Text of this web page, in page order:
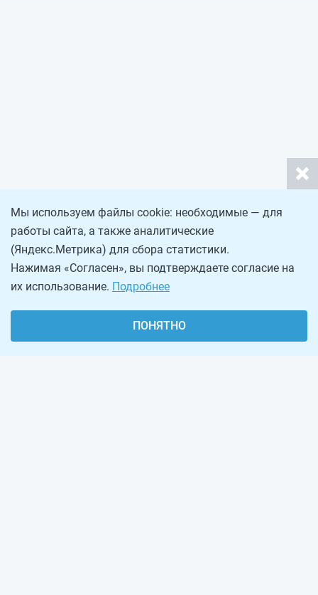
Мы используем файлы cookie: необходимые — для
работы сайта, а также аналитические
(Яндекс.Метрика) для сбора статистики.
Нажимая «Согласен», вы подтверждаете согласие на
их использование. Подробнее
ПОНЯТНО